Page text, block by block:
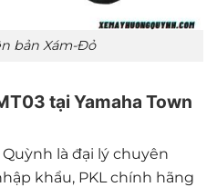
bản Xám-Đỏ
tại Yamaha Town
là đại lý chuyên
khẩu, PKL chính hãng